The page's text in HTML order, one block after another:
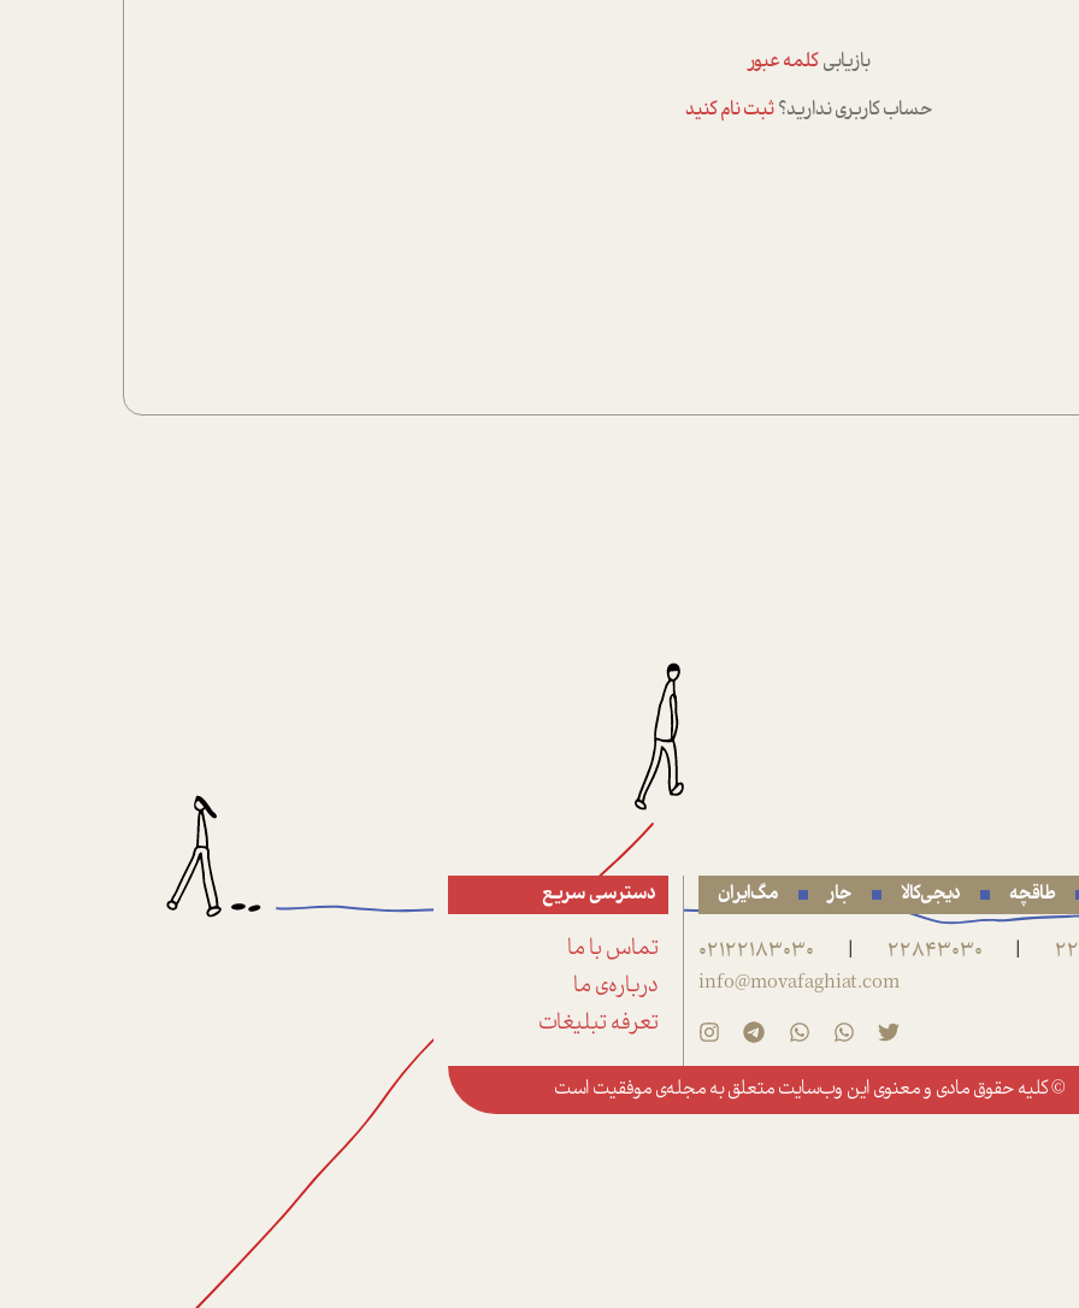
بازیابیکلمه عبور
حساب کاربری ندارید؟ثبت نام کنید
طاقچه دیجی‌کالا جار مگ‌ایران
|
22843030
|
02122183030
info@movafaghiat.com
دسترسی سریع
تماس با ما
درباره‌ی ما
تعرفه تبلیغات
© کلیه حقوق مادی و معنوی این وب‌سایت متعلق بهمجله‌ی موفقیتاست